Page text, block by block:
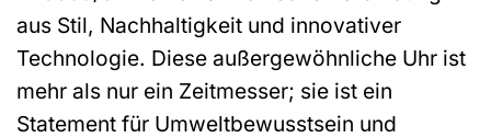
aus Stil, Nachhaltigkeit und innovativer
Technologie. Diese außergewöhnliche Uhr ist
mehr als nur ein Zeitmesser; sie ist ein
Statement für Umweltbewusstsein und